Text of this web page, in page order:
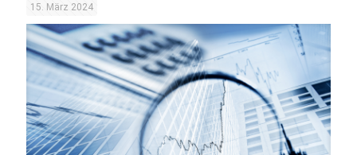
15. März 2024